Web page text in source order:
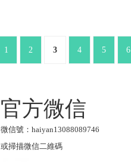
1 2 3 4 5 6
官方微信
微信號：haiyan13088089746
或掃描微信二維碼